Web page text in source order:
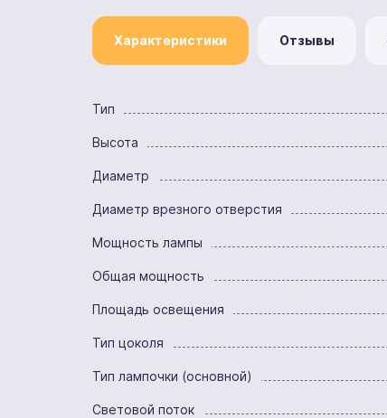
Характеристики Отзывы
Тип
Высота
Диаметр
Диаметр врезного отверстия
Мощность лампы
Общая мощность
Площадь освещения
Тип цоколя
Тип лампочки (основной)
Световой поток